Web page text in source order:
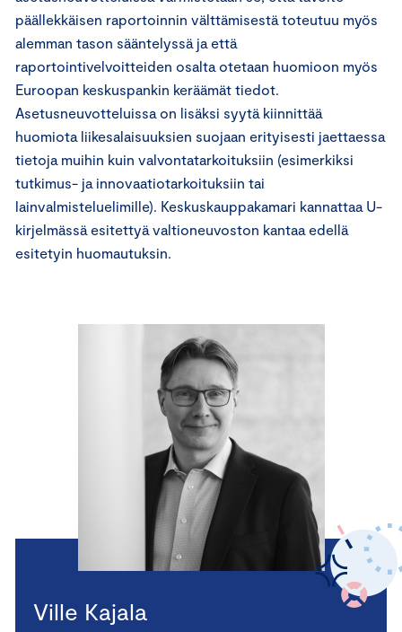
päällekkäisen raportoinnin välttämisestä toteutuu myös
alemman tason sääntelyssä ja että
raportointivelvoitteiden osalta otetaan huomioon myös
Euroopan keskuspankin keräämät tiedot.
Asetusneuvotteluissa on lisäksi syytä kiinnittää
huomiota liikesalaisuuksien suojaan erityisesti jaettaessa
tietoja muihin kuin valvontatarkoituksiin (esimerkiksi
tutkimus- ja innovaatiotarkoituksiin tai
lainvalmisteluelimille). Keskuskauppakamari kannattaa U-
kirjelmässä esitettyä valtioneuvoston kantaa edellä
esitetyin huomautuksin.
Ville Kajala